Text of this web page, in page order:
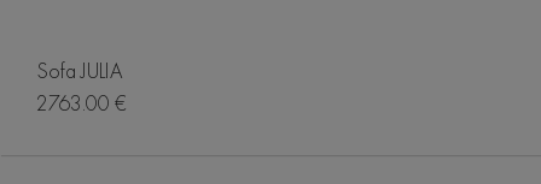
Sofa JULIA
2763.00 €